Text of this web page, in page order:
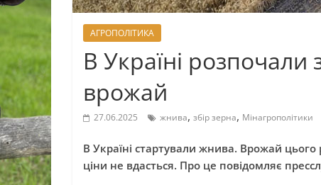
АГРОПОЛІТИКА
В Україні розпочали
врожай
27.06.2025 жнива, збір зерна, Мінагрополітики
В Україні стартували жнива. Врожай
ціни не вдасться. Про це повідомляє